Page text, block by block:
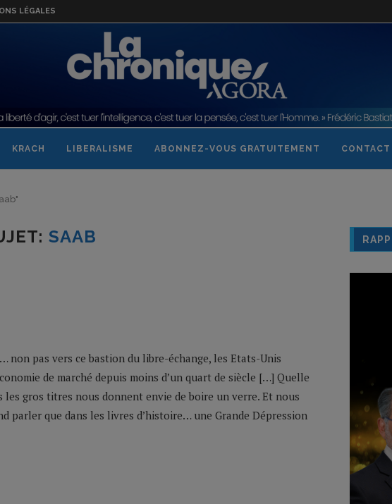
LÉGALES
KRACH LIBERALISME ABONNEZ-VOUS GRATUITEMENT CONTACT
SAAB
pas vers ce bastion du libre-échange, les Etats-Unis
de marché depuis moins d’un quart de siècle […] Quelle
gros titres nous donnent envie de boire un verre. Et nous
parler que dans les livres d’histoire… une Grande Dépression